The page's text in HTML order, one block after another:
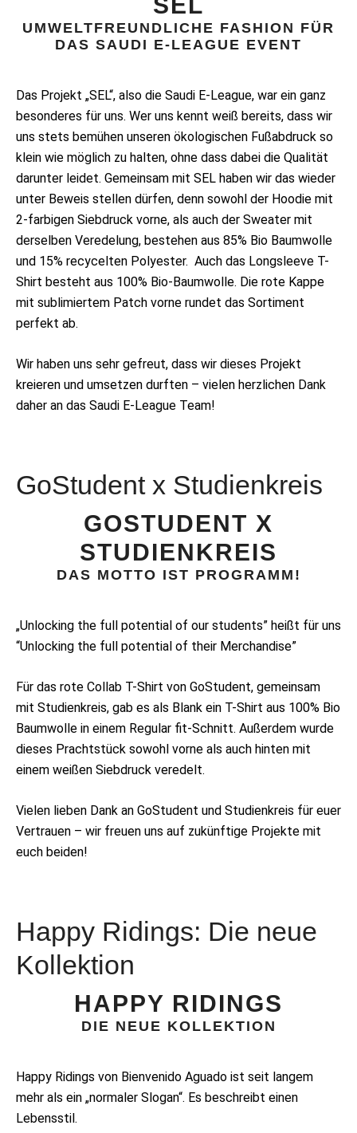
UMWELTFREUNDLICHE FASHION FÜR
DAS SAUDI E-LEAGUE EVENT
Das Projekt „SEL“, also die Saudi E-League, war ein ganz
besonderes für uns. Wer uns kennt weiß bereits, dass wir
uns stets bemühen unseren ökologischen Fußabdruck so
klein wie möglich zu halten, ohne dass dabei die Qualität
darunter leidet. Gemeinsam mit SEL haben wir das wieder
unter Beweis stellen dürfen, denn sowohl der Hoodie mit
2-farbigen Siebdruck vorne, als auch der Sweater mit
derselben Veredelung, bestehen aus 85% Bio Baumwolle
und 15% recycelten Polyester. Auch das Longsleeve T-
Shirt besteht aus 100% Bio-Baumwolle. Die rote Kappe
mit sublimiertem Patch vorne rundet das Sortiment
perfekt ab.
Wir haben uns sehr gefreut, dass wir dieses Projekt
kreieren und umsetzen durften – vielen herzlichen Dank
daher an das Saudi E-League Team!
GoStudent x Studienkreis
GOSTUDENT X
STUDIENKREIS
DAS MOTTO IST PROGRAMM!
„Unlocking the full potential of our students” heißt für uns
“Unlocking the full potential of their Merchandise”
Für das rote Collab T-Shirt von GoStudent, gemeinsam
mit Studienkreis, gab es als Blank ein T-Shirt aus 100% Bio
Baumwolle in einem Regular fit-Schnitt. Außerdem wurde
dieses Prachtstück sowohl vorne als auch hinten mit
einem weißen Siebdruck veredelt.
Vielen lieben Dank an GoStudent und Studienkreis für euer
Vertrauen – wir freuen uns auf zukünftige Projekte mit
euch beiden!
Happy Ridings: Die neue
Kollektion
HAPPY RIDINGS
DIE NEUE KOLLEKTION
Happy Ridings von Bienvenido Aguado ist seit langem
mehr als ein „normaler Slogan“. Es beschreibt einen
Lebensstil.